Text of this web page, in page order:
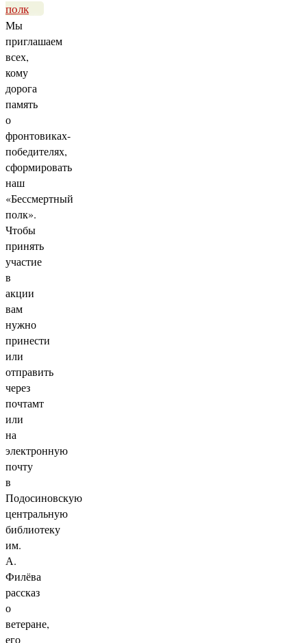
полк
Мы
приглашаем
всех,
кому
дорога
память
о
фронтовиках-
победителях,
сформировать
наш
«Бессмертный
полк».
Чтобы
принять
участие
в
акции
вам
нужно
принести
или
отправить
через
почтамт
или
на
электронную
почту
в
Подосиновскую
центральную
библиотеку
им.
А.
Филёва
рассказ
о
ветеране,
его